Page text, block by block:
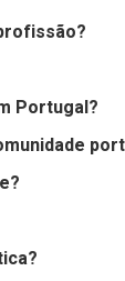
Portugal?